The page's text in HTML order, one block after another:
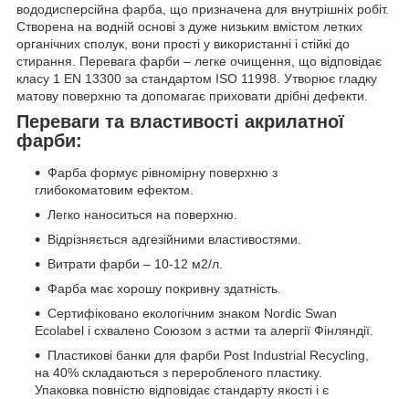
вододисперсійна фарба, що призначена для внутрішніх робіт.
Створена на водній основі з дуже низьким вмістом летких
органічних сполук, вони прості у використанні і стійкі до
стирання. Перевага фарби – легке очищення, що відповідає
класу 1 EN 13300 за стандартом ISO 11998. Утворює гладку
матову поверхню та допомагає приховати дрібні дефекти.
Переваги та властивості акрилатної
фарби:
Фарба формує рівномірну поверхню з
глибокоматовим ефектом.
Легко наноситься на поверхню.
Відрізняється адгезійними властивостями.
Витрати фарби – 10-12 м2/л.
Фарба має хорошу покривну здатність.
Сертифіковано екологічним знаком Nordic Swan
Ecolabel і схвалено Союзом з астми та алергії Фінляндії.
Пластикові банки для фарби Post Industrial Recycling,
на 40% складаються з переробленого пластику.
Упаковка повністю відповідає стандарту якості і є